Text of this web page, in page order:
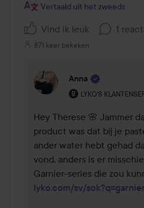
Vertaald uit het zweeds
Vind ik leuk 1
871 keer bekeken
Anna
LYKO'S
De rol van de
Hey Therese 🌸 Jammer
product was dat bij je
ander water hebt gehad
vond, anders is er
lyko.com/sv/